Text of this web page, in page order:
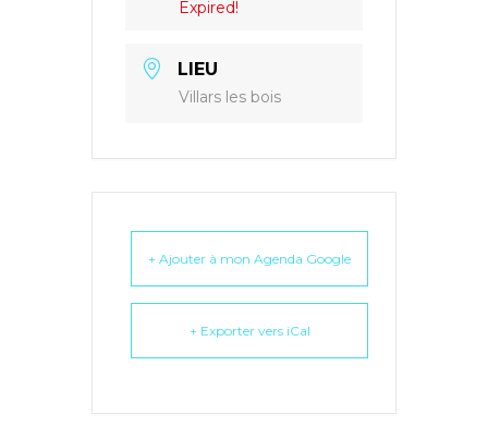
Expired!
LIEU
Villars les bois
+ Ajouter à mon Agenda Google
+ Exporter vers iCal